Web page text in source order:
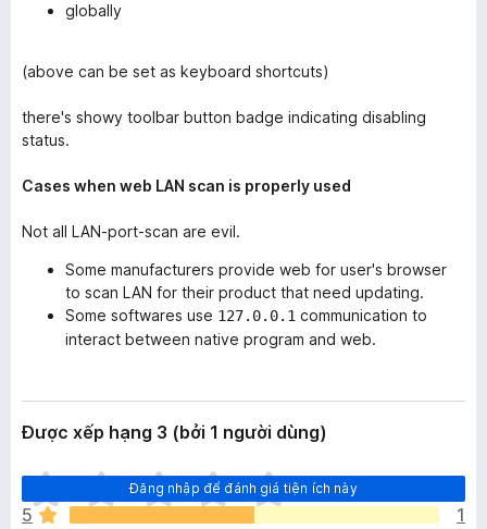
globally
(above can be set as keyboard shortcuts)
there's showy toolbar button badge indicating disabling
status.
Cases when web LAN scan is properly used
Not all LAN-port-scan are evil.
Some manufacturers provide web for user's browser
to scan LAN for their product that need updating.
Some softwares use 127.0.0.1 communication to
interact between native program and web.
Được xếp hạng 3 (bởi 1 người dùng)
Đăng nhập để đánh giá tiện ích này
C
h
5
1